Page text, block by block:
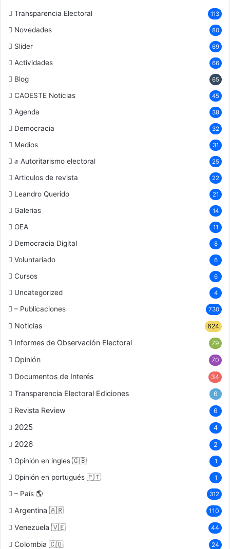
Transparencia Electoral 113
Novedades 80
Slider 69
Actividades 66
Blog 65
CAOESTE Noticias 45
Agenda 38
Democracia 32
Medios 31
✊ Autoritarismo electoral 25
Articulos de revista 22
Leandro Querido 21
Galerias 14
OEA 11
Democracia Digital 8
Voluntariado 6
Cursos 6
Uncategorized 4
– Publicaciones 730
Noticias 624
Informes de Observación Electoral 79
Opinión 70
Documentos de Interés 34
Transparencia Electoral Ediciones 6
Revista Review 6
2025 4
2026 2
Opinión en ingles 🇬🇧 1
Opinión en portugués 🇵🇹 1
– País 🌎 312
Argentina 🇦🇷 110
Venezuela 🇻🇪 44
Colombia 🇨🇴 24